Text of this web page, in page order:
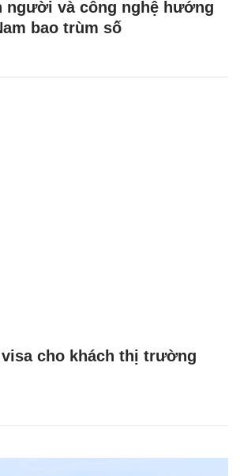
người và công nghệ hướng
bao trùm số
cho khách thị trường